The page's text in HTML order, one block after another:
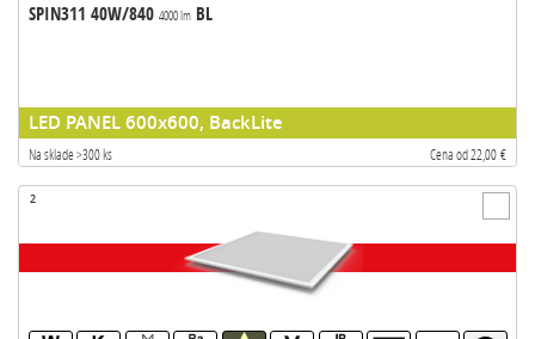
SPIN311 40W/840 4000 lmBL
LED PANEL 600x600, BackLite
Na sklade >300 ks Cena od 22,00 €
2